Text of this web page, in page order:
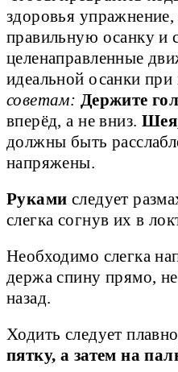
здоровья
правильную осанку и
целенаправленные
идеальной осанки
советам: Держите
вперёд, а не вниз.
должны быть
напряжены.
Руками следует
слегка согнув их в
Необходимо слегка
держа спину прямо,
назад.
Ходить следует
пятку, а затем на